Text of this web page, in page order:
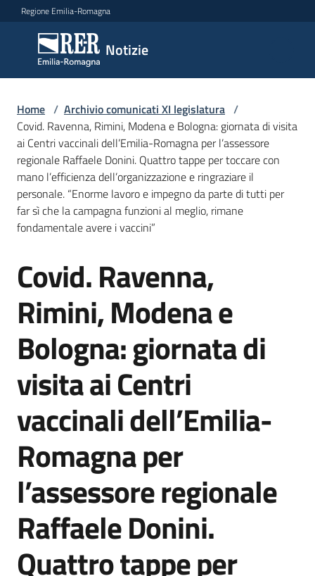
Vai al contenuto
Vai alla navigazione
Vai al footer
Regione Emilia-Romagna
Notizie
Notizie
Comunicati
stampa
Cerca
un
comunicato
Risorse
Agenzia
di
informazione
e
comunicazione
Seguici
su
Home / Archivio comunicati XI legislatura /
Covid. Ravenna, Rimini, Modena e Bologna: giornata di visita
ai Centri vaccinali dell’Emilia-Romagna per l’assessore
regionale Raffaele Donini. Quattro tappe per toccare con
mano l’efficienza dell’organizzazione e ringraziare il
personale. “Enorme lavoro e impegno da parte di tutti per
far sì che la campagna funzioni al meglio, rimane
fondamentale avere i vaccini”
Salta al contenuto
Covid. Ravenna,
Rimini, Modena e
Bologna: giornata di
visita ai Centri
vaccinali dell’Emilia-
Romagna per
l’assessore regionale
Raffaele Donini.
Quattro tappe per